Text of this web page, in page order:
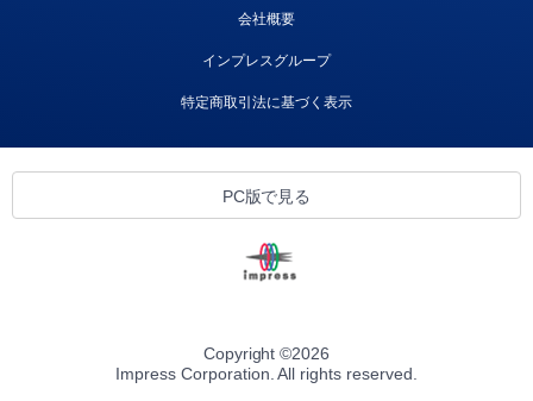
会社概要
インプレスグループ
特定商取引法に基づく表示
PC版で見る
Copyright ©2026
Impress Corporation. All rights reserved.